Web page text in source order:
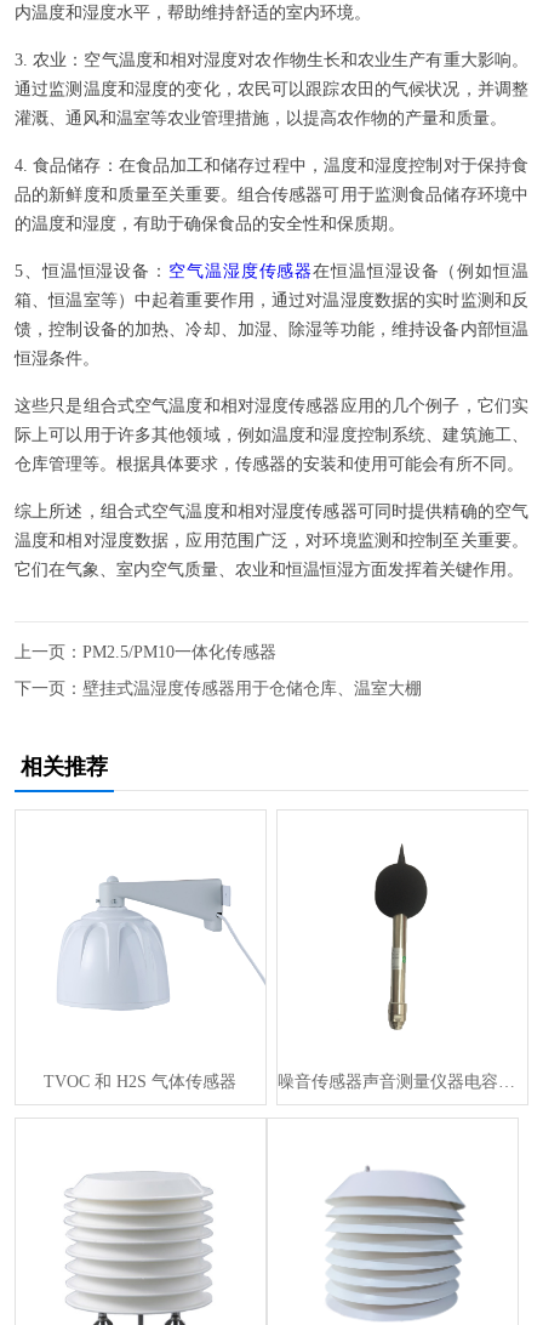
内温度和湿度水平，帮助维持舒适的室内环境。
3. 农业：空气温度和相对湿度对农作物生长和农业生产有重大影响。
通过监测温度和湿度的变化，农民可以跟踪农田的气候状况，并调整
灌溉、通风和温室等农业管理措施，以提高农作物的产量和质量。
4. 食品储存：在食品加工和储存过程中，温度和湿度控制对于保持食
品的新鲜度和质量至关重要。组合传感器可用于监测食品储存环境中
的温度和湿度，有助于确保食品的安全性和保质期。
5、恒温恒湿设备： 空气温湿度传感器在恒温恒湿设备（例如恒温
箱、恒温室等）中起着重要作用，通过对温湿度数据的实时监测和反
馈，控制设备的加热、冷却、加湿、除湿等功能，维持设备内部恒温
恒湿条件。
这些只是组合式空气温度和相对湿度传感器应用的几个例子，它们实
际上可以用于许多其他领域，例如温度和湿度控制系统、建筑施工、
仓库管理等。根据具体要求，传感器的安装和使用可能会有所不同。
综上所述，组合式空气温度和相对湿度传感器可同时提供精确的空气
温度和相对湿度数据，应用范围广泛，对环境监测和控制至关重要。
它们在气象、室内空气质量、农业和恒温恒湿方面发挥着关键作用。
上一页： PM2.5/PM10一体化传感器
下一页： 壁挂式温湿度传感器用于仓储仓库、温室大棚
相关推荐
TVOC 和 H2S 气体传感器